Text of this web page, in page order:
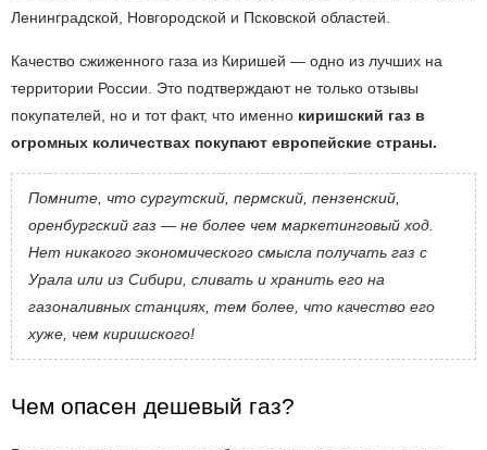
Ленинградской, Новгородской и Псковской областей.
Качество сжиженного газа из Киришей — одно из лучших на
территории России. Это подтверждают не только отзывы
покупателей, но и тот факт, что именно киришский газ в
огромных количествах покупают европейские страны.
Помните, что сургутский, пермский, пензенский,
оренбургский газ — не более чем маркетинговый ход.
Нет никакого экономического смысла получать газ с
Урала или из Сибири, сливать и хранить его на
газоналивных станциях, тем более, что качество его
хуже, чем киришского!
Чем опасен дешевый газ?